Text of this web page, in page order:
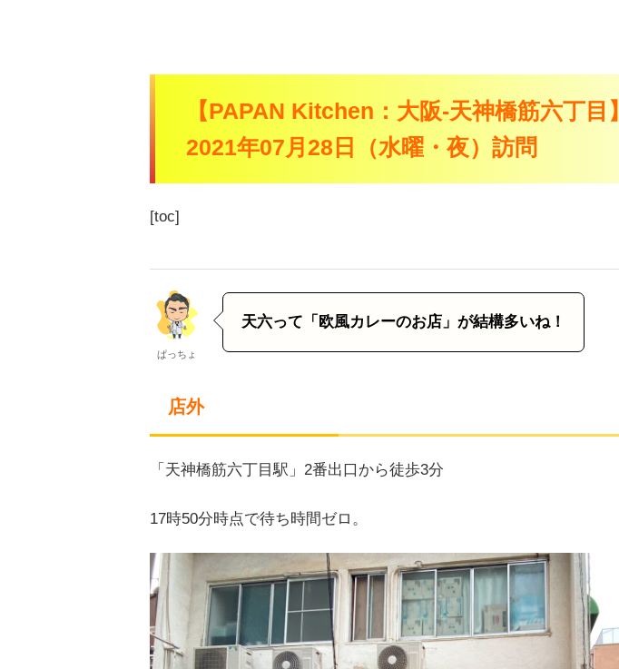
【PAPAN Kitchen：大阪-天神橋筋六丁目】
2021年07月28日（水曜・夜）訪問
[toc]
ぱっちょ
天六って「欧風カレーのお店」が結構多いね！
店外
「天神橋筋六丁目駅」2番出口から徒歩3分
17時50分時点で待ち時間ゼロ。